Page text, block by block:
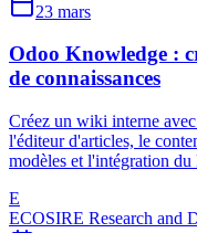
23 mars
Odoo Knowledge :
de connaissances
Créez un wiki interne
l'éditeur d'articles, le
modèles et l'intégration du
E
ECOSIRE Research and